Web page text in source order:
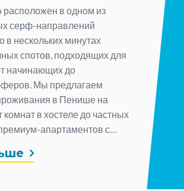
расположен в одном из
серф-направлений
в нескольких минутах
спотов, подходящих для
начинающих до
в Пенише на
в хостеле до частных
апартаментов с
доступности от пляжа,